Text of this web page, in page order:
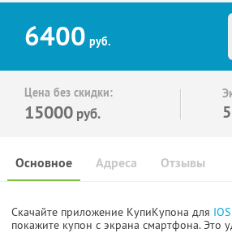
6400 руб.
Цена без скидки:
15000 руб.
Основное Отзывы
Адреса
Скачайте приложение КупиКупона для IOS
покажите купон с экрана смартфона. Это